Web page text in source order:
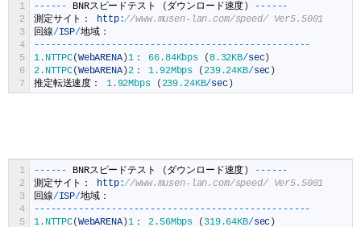
1
2
3
4
5
6
7
-- ---- BNRスピードテスト (ダウンロード速度 ) -- -- --
測定サイト：
http://www.musen-lan.com/speed/ Ver5.5001
回線/ISP/地域：
-- ---- -- -- ---- -- -- -- -- -- -- -- -- -- ---- -- -- ---- -- -- --
1.NTTPC(WebARENA)1： 66.84Kbps (8.32KB/sec)
2.NTTPC(WebARENA)2： 1.92Mbps (239.24KB/sec )
推定転送速度：
1.92Mbps (239.24KB/sec)
1
2
3
4
5
-- ---- BNRスピードテスト (ダウンロード速度 ) -- -- --
測定サイト：
http://www.musen-lan.com/speed/ Ver5.5001
回線/ISP/地域：
-- ---- -- -- ---- -- -- -- -- -- -- -- -- -- ---- -- -- ---- -- -- --
1.NTTPC(WebARENA)1： 2.56Mbps ( 319.64KB/sec )